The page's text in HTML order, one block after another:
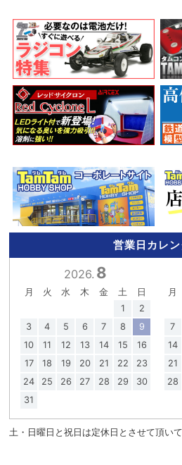
営業日カレ
2026. 8
月 火 水 木 金 土
日
1
2
3
4 5 6 7 8
9
10
11 12 13 14 15
16
17
18 19 20 21 22
23
24
25 26 27 28 29
30
31
月
7
14
21
28
土・日曜日と祝日は定休日とさせて頂いて